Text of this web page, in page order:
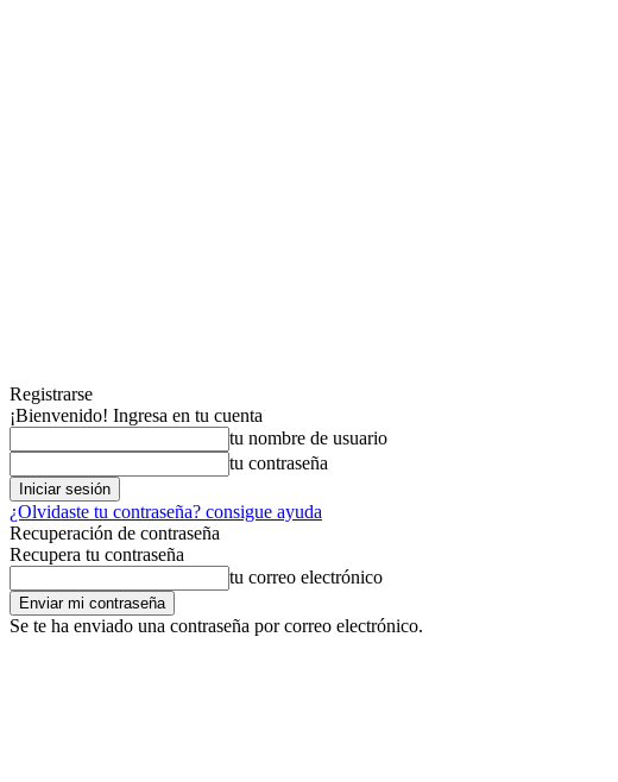
Registrarse
¡Bienvenido! Ingresa en tu cuenta
tu nombre de usuario
tu contraseña
¿Olvidaste tu contraseña? consigue ayuda
Recuperación de contraseña
Recupera tu contraseña
tu correo electrónico
Se te ha enviado una contraseña por correo electrónico.